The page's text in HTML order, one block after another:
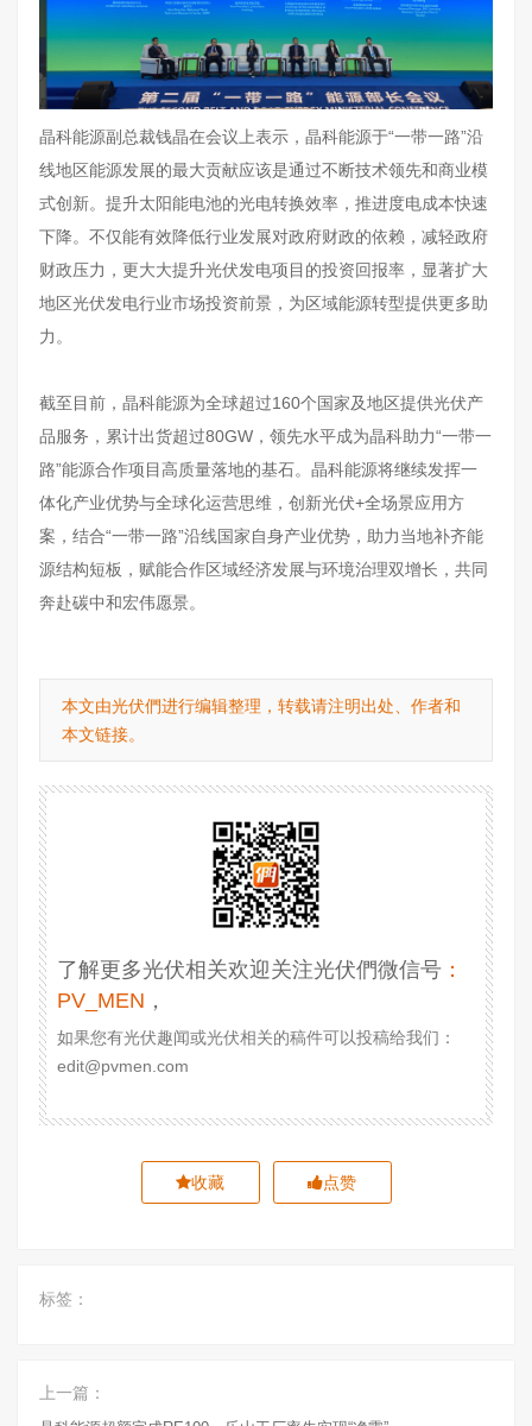
晶科能源副总裁钱晶在会议上表示，晶科能源于“一带一路”沿
线地区能源发展的最大贡献应该是通过不断技术领先和商业模
式创新。提升太阳能电池的光电转换效率，推进度电成本快速
下降。不仅能有效降低行业发展对政府财政的依赖，减轻政府
财政压力，更大大提升光伏发电项目的投资回报率，显著扩大
地区光伏发电行业市场投资前景，为区域能源转型提供更多助
力。
截至目前，晶科能源为全球超过160个国家及地区提供光伏产
品服务，累计出货超过80GW，领先水平成为晶科助力“一带一
路”能源合作项目高质量落地的基石。晶科能源将继续发挥一
体化产业优势与全球化运营思维，创新光伏+全场景应用方
案，结合“一带一路”沿线国家自身产业优势，助力当地补齐能
源结构短板，赋能合作区域经济发展与环境治理双增长，共同
奔赴碳中和宏伟愿景。
本文由光伏們进行编辑整理，转载请注明出处、作者和
本文链接。
了解更多光伏相关欢迎关注光伏們微信号 ：
PV_MEN ，
如果您有光伏趣闻或光伏相关的稿件可以投稿给我们：
edit@pvmen.com
收藏 点赞
标签：
上一篇：